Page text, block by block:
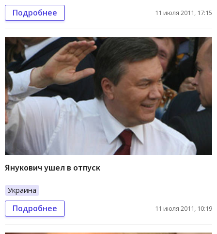
Подробнее 11 июля 2011, 17:15
Янукович ушел в отпуск
Украина
Подробнее 11 июля 2011, 10:19